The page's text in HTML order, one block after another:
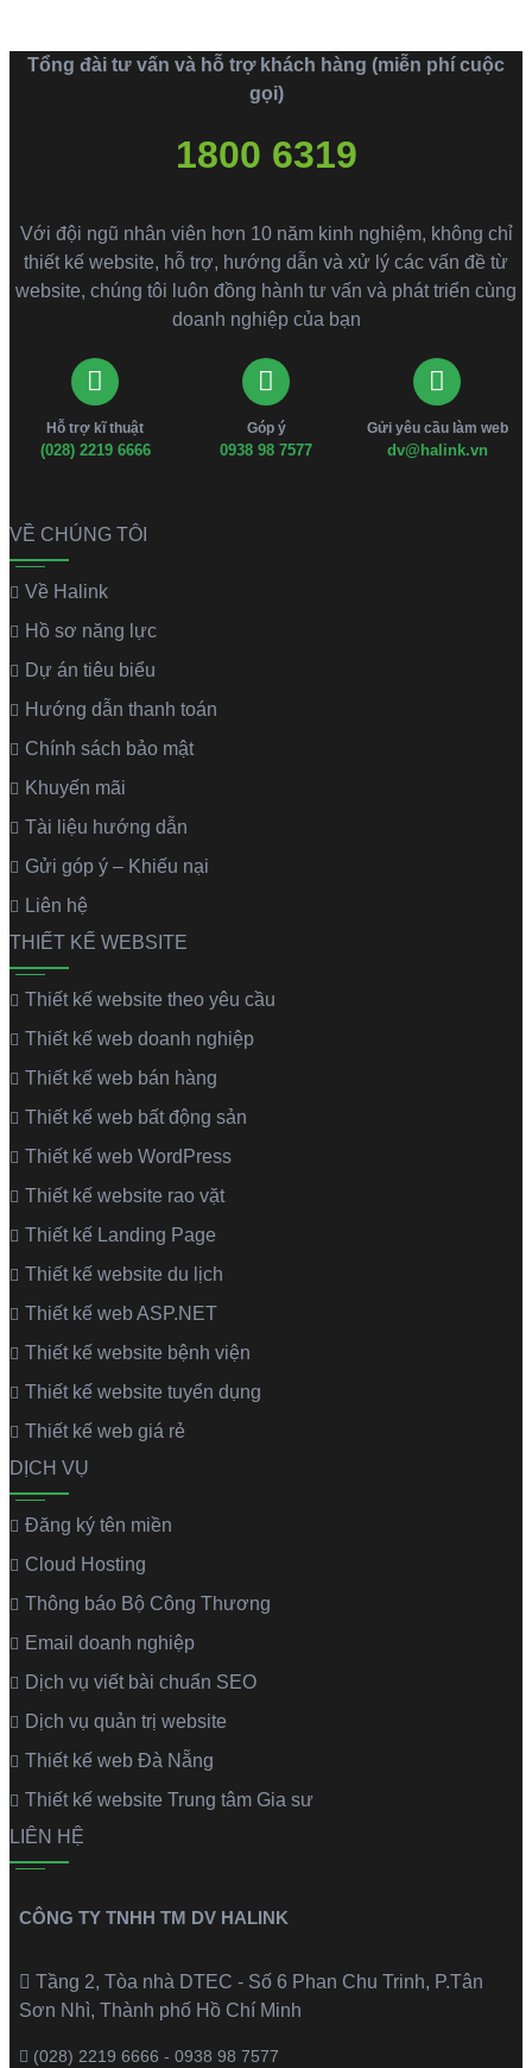
Tổng đài tư vấn và hỗ trợ khách hàng (miễn phí cuộc
gọi)
1800 6319
Với đội ngũ nhân viên hơn 10 năm kinh nghiệm, không chỉ
thiết kế website, hỗ trợ, hướng dẫn và xử lý các vấn đề từ
website, chúng tôi luôn đồng hành tư vấn và phát triển cùng
doanh nghiệp của bạn
Hỗ trợ kĩ thuật
(028) 2219 6666
Góp ý
0938 98 7577
Gửi yêu cầu làm web
dv@halink.vn
VỀ CHÚNG TÔI
Về Halink
Hồ sơ năng lực
Dự án tiêu biểu
Hướng dẫn thanh toán
Chính sách bảo mật
Khuyến mãi
Tài liệu hướng dẫn
Gửi góp ý – Khiếu nại
Liên hệ
THIẾT KẾ WEBSITE
Thiết kế website theo yêu cầu
Thiết kế web doanh nghiệp
Thiết kế web bán hàng
Thiết kế web bất động sản
Thiết kế web WordPress
Thiết kế website rao vặt
Thiết kế Landing Page
Thiết kế website du lịch
Thiết kế web ASP.NET
Thiết kế website bệnh viện
Thiết kế website tuyển dụng
Thiết kế web giá rẻ
DỊCH VỤ
Đăng ký tên miền
Cloud Hosting
Thông báo Bộ Công Thương
Email doanh nghiệp
Dịch vụ viết bài chuẩn SEO
Dịch vụ quản trị website
Thiết kế web Đà Nẵng
Thiết kế website Trung tâm Gia sư
LIÊN HỆ
CÔNG TY TNHH TM DV HALINK
Tầng 2, Tòa nhà DTEC - Số 6 Phan Chu Trinh, P.Tân
Sơn Nhì, Thành phố Hồ Chí Minh
(028) 2219 6666 - 0938 98 7577